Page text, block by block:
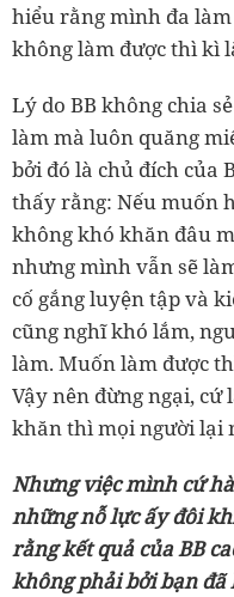
hiểu rằng mình đa
không làm được thì kì
Lý do BB không chia
làm mà luôn quăng
bởi đó là chủ đích của
thấy rằng: Nếu muốn
không khó khăn đâu
nhưng mình vẫn sẽ
cố gắng luyện tập và
cũng nghĩ khó lắm,
làm. Muốn làm được
Vậy nên đừng ngại, cứ
khăn thì mọi người lại
Nhưng việc mình cứ
những nỗ lực ấy đôi
rằng kết quả của BB
không phải bởi bạn